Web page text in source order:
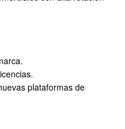
plataformas de